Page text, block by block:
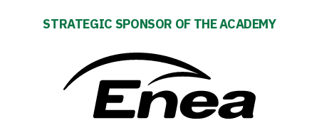
STRATEGIC SPONSOR OF THE ACADEMY